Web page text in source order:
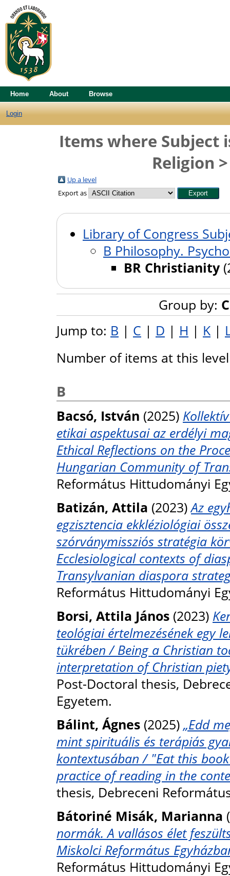
Home About Browse
Login
Items where Subject
Religion
Up a level
Export as
Library of Congress
B Philosophy.
BR Christianity
Group by:
Jump to: B | C | D | H | K |
Number of items at this
B
Bacsó, István (2025)
etikai aspektusai az erdélyi
Ethical Reflections on the
Hungarian Community of
Református Hittudományi
Batizán, Attila (2023)Az
egzisztencia ekkléziológiai
szórványmissziós stratégia
Ecclesiological contexts of
Transylvanian diaspora
Református Hittudományi
Borsi, Attila János (2023)
teológiai értelmezésének egy
tükrében / Being a Christian
interpretation of Christian
Post-Doctoral thesis,
Egyetem.
Bálint, Ágnes (2025) „Edd
mint spirituális és terápiás
kontextusában / "Eat this
practice of reading in the
thesis, Debreceni
Bátoriné Misák, Marianna
normák. A vallásos élet
Miskolci Református
Református Hittudományi